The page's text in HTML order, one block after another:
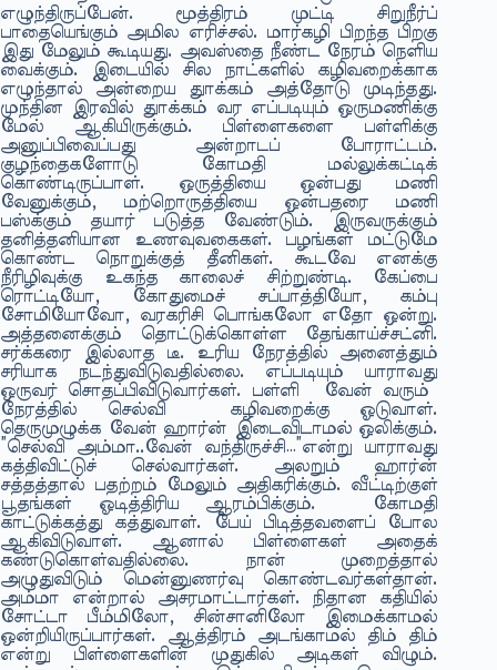
எழுந்திருப்பேன். மூத்திரம் முட்டி சிறுநீர்ப்
பாதையெங்கும் அமில எரிச்சல். மார்கழி பிறந்த பிறகு
இது மேலும் கூடியது. அவஸ்தை நீண்ட நேரம் நெளிய
வைக்கும். இடையில் சில நாட்களில் கழிவறைக்காக
எழுந்தால் அன்றைய துாக்கம் அத்தோடு முடிந்தது.
முந்தின இரவில் துாக்கம் வர எப்படியும் ஒருமணிக்கு
மேல் ஆகியிருக்கும். பிள்ளைகளை பள்ளிக்கு
அனுப்பிவைப்பது அன்றாடப் போராட்டம்.
குழந்தைகளோடு கோமதி மல்லுக்கட்டிக்
கொண்டிருப்பாள். ஒருத்தியை ஒன்பது மணி
வேனுக்கும், மற்றொருத்தியை ஒன்பதரை மணி
பஸ்க்கும் தயார் படுத்த வேண்டும். இருவருக்கும்
தனித்தனியான உணவுவகைகள். பழங்கள் மட்டுமே
கொண்ட நொறுக்குத் தீனிகள். கூடவே எனக்கு
நீரிழிவுக்கு உகந்த காலைச் சிற்றுண்டி. கேப்பை
ரொட்டியோ, கோதுமைச் சப்பாத்தியோ, கம்பு
சோமியோவோ, வரகரிசி பொங்கலோ எதோ ஒன்று.
அத்தனைக்கும் தொட்டுக்கொள்ள தேங்காய்ச்சட்னி.
சர்க்கரை இல்லாத டீ. உரிய நேரத்தில் அனைத்தும்
சரியாக நடந்துவிடுவதில்லை. எப்படியும் யாராவது
ஒருவர் சொதப்பிவிடுவார்கள். பள்ளி வேன் வரும்
நேரத்தில் செல்வி கழிவறைக்கு ஓடுவாள்.
தெருமுழுக்க வேன் ஹார்ன் இடைவிடாமல் ஒலிக்கும்.
”செல்வி அம்மா..வேன் வந்திருச்சி…”என்று யாராவது
கத்திவிட்டுச் செல்வார்கள். அலறும் ஹார்ன்
சத்தத்தால் பதற்றம் மேலும் அதிகரிக்கும். வீட்டிற்குள்
பூதங்கள் ஓடித்திரிய ஆரம்பிக்கும். கோமதி
காட்டுக்கத்து கத்துவாள். பேய் பிடித்தவளைப் போல
ஆகிவிடுவாள். ஆனால் பிள்ளைகள் அதைக்
கண்டுகொள்வதில்லை. நான் முறைத்தால்
அழுதுவிடும் மென்னுணர்வு கொண்டவர்கள்தான்.
அம்மா என்றால் அசரமாட்டார்கள். நிதான கதியில்
சோட்டா பீம்மிலோ, சின்சானிலோ இமைக்காமல்
ஒன்றியிருப்பார்கள். ஆத்திரம் அடங்காமல் திம் திம்
என்று பிள்ளைகளின் முதுகில் அடிகள் விழும்.